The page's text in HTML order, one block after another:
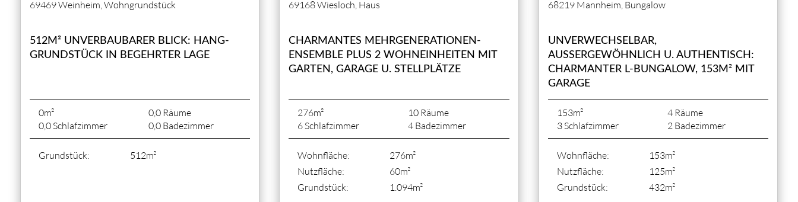
69469 Weinheim, Wohngrundstück
512M² UNVERBAUBARER BLICK: HANG-
GRUNDSTÜCK IN BEGEHRTER LAGE
0m²
0,0 Räume
0,0 Schlafzimmer
0,0 Badezimmer
Grundstück: 512m²
69168 Wiesloch, Haus
CHARMANTES MEHRGENERATIONEN-
ENSEMBLE PLUS 2 WOHNEINHEITEN MIT
GARTEN, GARAGE U. STELLPLÄTZE
276m²
10 Räume
6 Schlafzimmer
4 Badezimmer
Wohnfläche:
276m²
Nutzfläche:
60m²
Grundstück:
1.094m²
68219 Mannheim, Bungalow
UNVERWECHSELBAR,
AUSSERGEWÖHNLICH U. AUTHENTISCH: C
HARMANTER L-BUNGALOW, 153M² MIT G
ARAGE
153m²
4 Räume
3 Schlafzimmer
2 Badezimmer
Wohnfläche:
153m²
Nutzfläche:
125m²
Grundstück:
432m²